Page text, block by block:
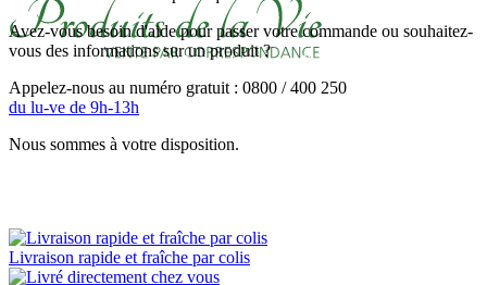
Avez-vous besoin d'aide pour passer votre commande ou souhaitez-
vous des informations sur un produit ?
Appelez-nous au numéro gratuit : 0800 / 400 250
du lu-ve de 9h-13h
Nous sommes à votre disposition.
Livraison rapide et fraîche par colis